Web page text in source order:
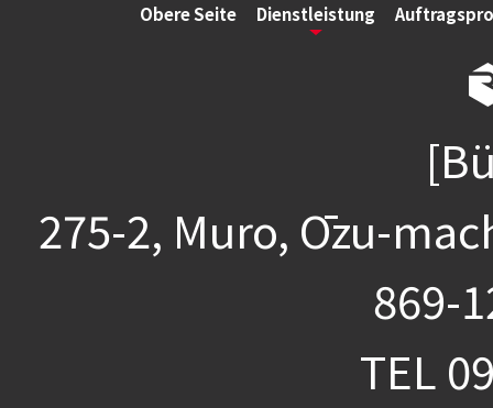
Obere Seite Dienstleistung
275-2, Muro, Ōzu-
869-
TEL